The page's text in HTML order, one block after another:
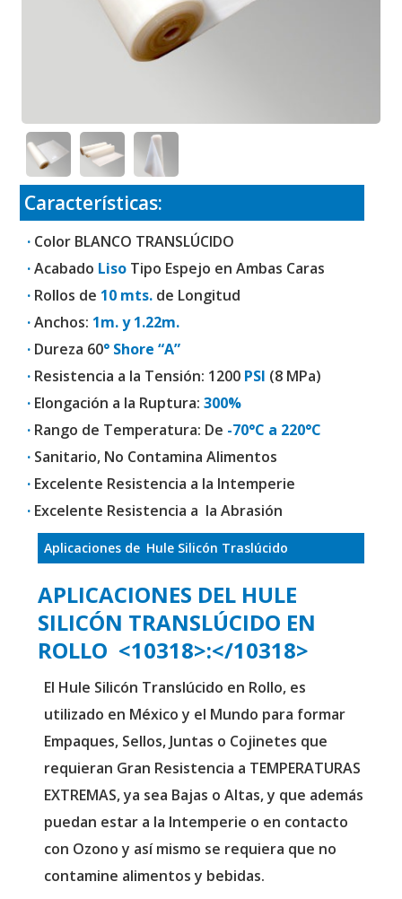
Características:
· Color BLANCO TRANSLÚCIDO
·Acabado Liso Tipo Espejo en Ambas Caras
· Rollos de 10 mts. de Longitud
·Anchos: 1m. y 1.22m.
· Dureza 60° Shore “A”
· Resistencia a la Tensión: 1200 PSI (8 MPa)
· Elongación a la Ruptura:300%
· Rango de Temperatura: De -70°C a 220°C
· Sanitario, No Contamina Alimentos
· Excelente Resistencia a la Intemperie
· Excelente Resistencia a la Abrasión
Aplicaciones de Hule Silicón Traslúcido
APLICACIONES DEL HULE
SILICÓN TRANSLÚCIDO EN
ROLLO <10318>:</10318>
El Hule Silicón Translúcido en Rollo, es
utilizado en México y el Mundo para formar
Empaques, Sellos, Juntas o Cojinetes que
requieran Gran Resistencia a TEMPERATURAS
EXTREMAS, ya sea Bajas o Altas, y que además
puedan estar a la Intemperie o en contacto
con Ozono y así mismo se requiera que no
contamine alimentos y bebidas.